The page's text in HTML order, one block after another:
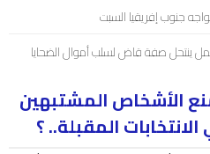
جنوب إفريقيا السبت
ينتحل صفة قاض لسلب أموال الضحايا
الأشخاص المشتبهين
المقبلة.. ؟